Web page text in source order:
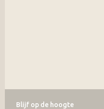
Blijf op de hoogte